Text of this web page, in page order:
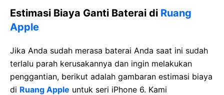
Estimasi Biaya Ganti Baterai di Ruang
Apple
Jika Anda sudah merasa baterai Anda saat ini sudah
terlalu parah kerusakannya dan ingin melakukan
penggantian, berikut adalah gambaran estimasi biaya
di Ruang Apple untuk seri iPhone 6. Kami